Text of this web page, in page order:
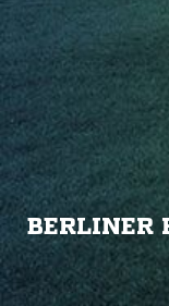
BERLINER